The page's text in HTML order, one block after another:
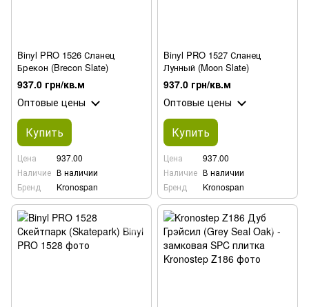
Binyl PRO 1526 Сланец
Брекон (Brecon Slate)
937.0 грн/кв.м
Оптовые цены
Купить
Цена
937.00
Наличие В наличии
Бренд
Kronospan
Binyl PRO 1527 Сланец
Лунный (Moon Slate)
937.0 грн/кв.м
Оптовые цены
Купить
Цена
937.00
Наличие В наличии
Бренд
Kronospan